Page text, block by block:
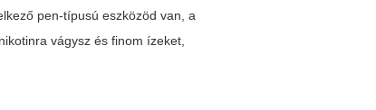
pen-típusú eszközöd van, a
vágysz és finom ízeket,